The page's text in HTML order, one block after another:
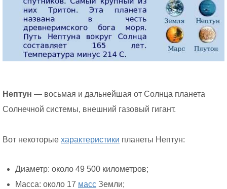
Нептун — восьмая и дальнейшая от Солнца планета
Солнечной системы, внешний газовый гигант.
Вот некоторые характеристики планеты Нептун:
Диаметр: около 49 500 километров;
Масса: около 17 масс Земли;